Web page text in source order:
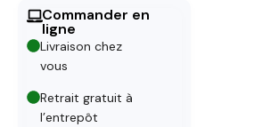
Commander en
ligne
Livraison chez
vous
Retrait gratuit à
l’entrepôt